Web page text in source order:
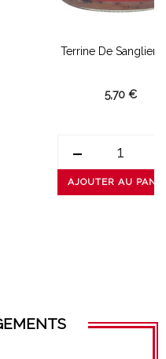
Terrine De Sanglier
5,70 €
-
AJOUTER AU